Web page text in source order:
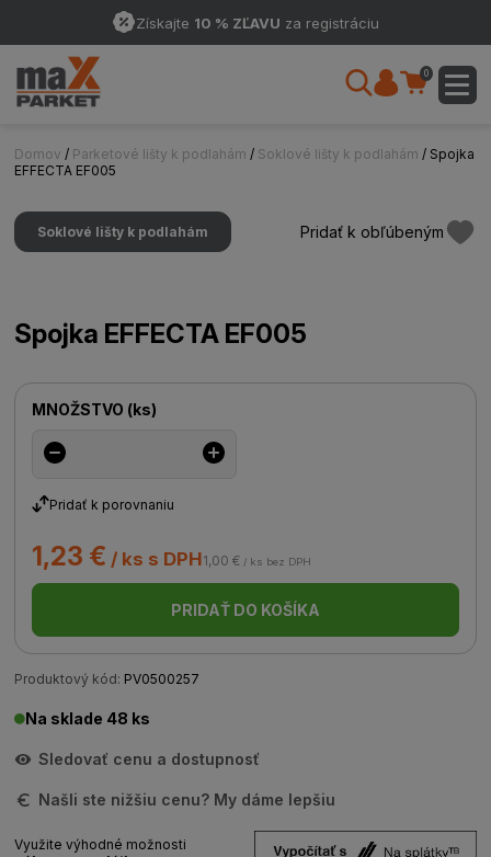
Získajte 10 % ZĽAVU za registráciu
0
Domov / Parketové lišty k podlahám / Soklové lišty k podlahám / Spojka
EFFECTA EF005
Soklové lišty k podlahám Pridať k obľúbeným
Spojka EFFECTA EF005
MNOŽSTVO (ks)
Pridať k porovnaniu
1,23 € / ks s DPH1,00 € / ks bez DPH
PRIDAŤ DO KOŠÍKA
Produktový kód: PV0500257
Na sklade 48 ks
Sledovať cenu a dostupnosť
Našli ste nižšiu cenu? My dáme lepšiu
Využite výhodné možnosti